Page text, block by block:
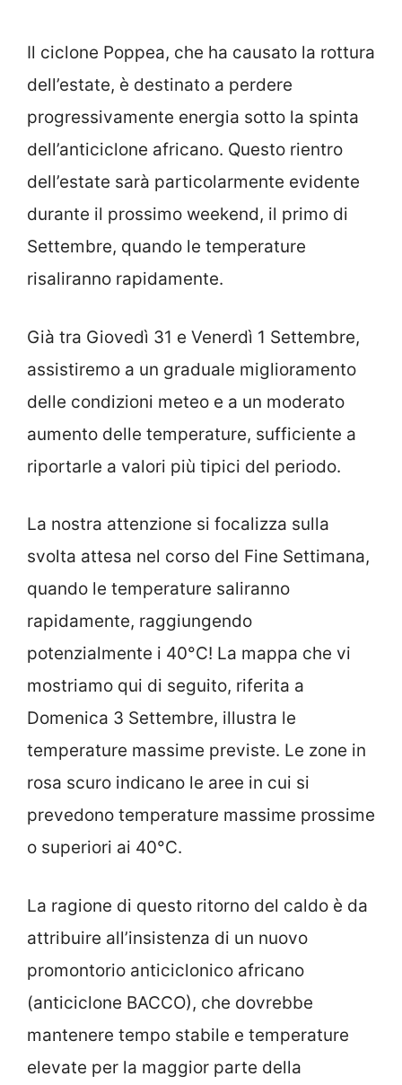
Il ciclone Poppea, che ha causato la rottura
dell’estate, è destinato a perdere
progressivamente energia sotto la spinta
dell’anticiclone africano. Questo rientro
dell’estate sarà particolarmente evidente
durante il prossimo weekend, il primo di
Settembre, quando le temperature
risaliranno rapidamente.
Già tra Giovedì 31 e Venerdì 1 Settembre,
assistiremo a un graduale miglioramento
delle condizioni meteo e a un moderato
aumento delle temperature, sufficiente a
riportarle a valori più tipici del periodo.
La nostra attenzione si focalizza sulla
svolta attesa nel corso del Fine Settimana,
quando le temperature saliranno
rapidamente, raggiungendo
potenzialmente i 40°C! La mappa che vi
mostriamo qui di seguito, riferita a
Domenica 3 Settembre, illustra le
temperature massime previste. Le zone in
rosa scuro indicano le aree in cui si
prevedono temperature massime prossime
o superiori ai 40°C.
La ragione di questo ritorno del caldo è da
attribuire all’insistenza di un nuovo
promontorio anticiclonico africano
(anticiclone BACCO), che dovrebbe
mantenere tempo stabile e temperature
elevate per la maggior parte della